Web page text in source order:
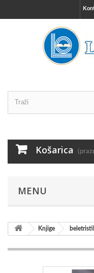
Košarica
MENU
Knjige